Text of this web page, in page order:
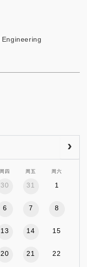
周四 周五 周六
30 31 1
6 7 8
13 14 15
20 21 22